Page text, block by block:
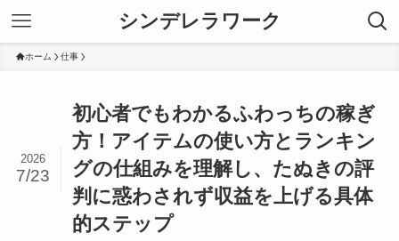
シンデレラワーク
ホーム 仕事
初心者でもわかるふわっちの稼ぎ
方！アイテムの使い方とランキン
グの仕組みを理解し、たぬきの評
判に惑わされず収益を上げる具体
的ステップ
2026
7/23